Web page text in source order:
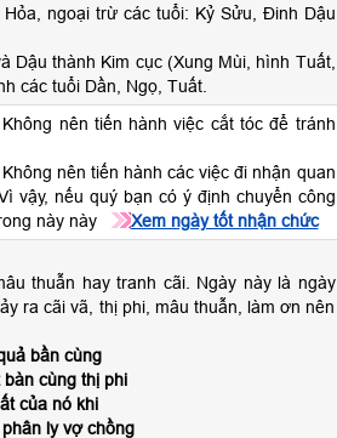
ngoại trừ các tuổi: Kỷ Sửu, Đinh Dậu
Dậu thành Kim cục (Xung Mùi, hình Tuất,
các tuổi Dần, Ngọ, Tuất.
nên tiến hành việc cắt tóc để tránh
nên tiến hành các việc đi nhận quan
vậy, nếu quý bạn có ý định chuyển công
này này
Xem ngày tốt nhận chức
thuẫn hay tranh cãi. Ngày này là ngày
ra cãi vã, thị phi, mâu thuẫn, làm ơn nên
bần cùng
cùng thị phi
của nó khi
ly vợ chồng